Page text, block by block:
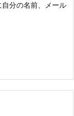
分の名前、メール